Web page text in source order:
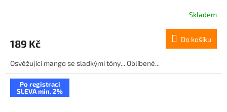
Skladem
189 Kč Do košíku
Osvěžující mango se sladkými tóny... Oblíbené...
Po registraci
SLEVA min. 2%